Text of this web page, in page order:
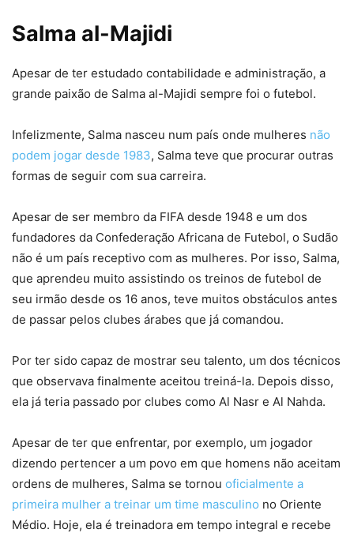
Salma al-Majidi
Apesar de ter estudado contabilidade e administração, a
grande paixão de Salma al-Majidi sempre foi o futebol.
Infelizmente, Salma nasceu num país onde mulheres não
podem jogar desde 1983, Salma teve que procurar outras
formas de seguir com sua carreira.
Apesar de ser membro da FIFA desde 1948 e um dos
fundadores da Confederação Africana de Futebol, o Sudão
não é um país receptivo com as mulheres. Por isso, Salma,
que aprendeu muito assistindo os treinos de futebol de
seu irmão desde os 16 anos, teve muitos obstáculos antes
de passar pelos clubes árabes que já comandou.
Por ter sido capaz de mostrar seu talento, um dos técnicos
que observava finalmente aceitou treiná-la. Depois disso,
ela já teria passado por clubes como Al Nasr e Al Nahda.
Apesar de ter que enfrentar, por exemplo, um jogador
dizendo pertencer a um povo em que homens não aceitam
ordens de mulheres, Salma se tornou oficialmente a
primeira mulher a treinar um time masculino no Oriente
Médio. Hoje, ela é treinadora em tempo integral e recebe